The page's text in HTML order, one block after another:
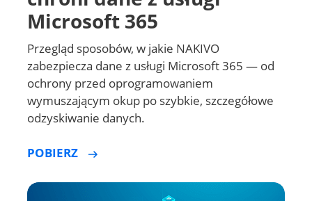
zabezpiecza dane z usługi Microsoft 365 — od
ochrony przed oprogramowaniem
wymuszającym okup po szybkie, szczegółowe
odzyskiwanie danych.
POBIERZ